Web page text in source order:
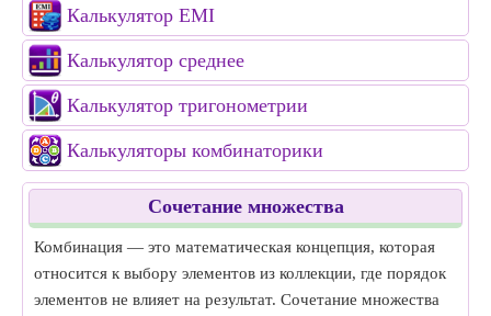
Калькулятор EMI
Калькулятор среднее
Калькулятор тригонометрии
Калькуляторы комбинаторики
Сочетание множества
Комбинация — это математическая концепция, которая
относится к выбору элементов из коллекции, где порядок
элементов не влияет на результат. Сочетание множества